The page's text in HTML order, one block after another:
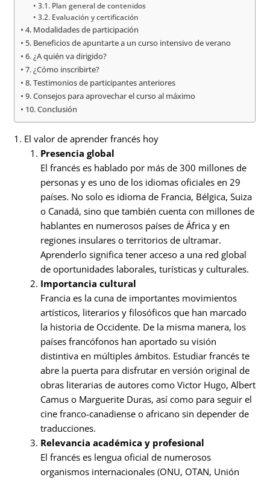
3.1. Plan general de contenidos
3.2. Evaluación y certificación
4. Modalidades de participación
5. Beneficios de apuntarte a un curso intensivo de verano
6. ¿A quién va dirigido?
7. ¿Cómo inscribirte?
8. Testimonios de participantes anteriores
9. Consejos para aprovechar el curso al máximo
10. Conclusión
1. El valor de aprender francés hoy
Presencia global
El francés es hablado por más de 300 millones de
personas y es uno de los idiomas oficiales en 29
países. No solo es idioma de Francia, Bélgica, Suiza
o Canadá, sino que también cuenta con millones de
hablantes en numerosos países de África y en
regiones insulares o territorios de ultramar.
Aprenderlo significa tener acceso a una red global
de oportunidades laborales, turísticas y culturales.
Importancia cultural
Francia es la cuna de importantes movimientos
artísticos, literarios y filosóficos que han marcado
la historia de Occidente. De la misma manera, los
países francófonos han aportado su visión
distintiva en múltiples ámbitos. Estudiar francés te
abre la puerta para disfrutar en versión original de
obras literarias de autores como Victor Hugo, Albert
Camus o Marguerite Duras, así como para seguir el
cine franco-canadiense o africano sin depender de
traducciones.
Relevancia académica y profesional
El francés es lengua oficial de numerosos
organismos internacionales (ONU, OTAN, Unión